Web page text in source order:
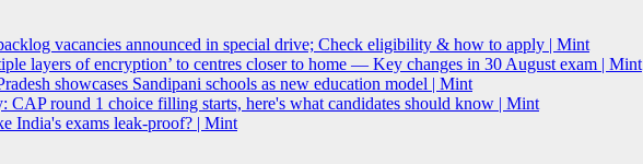
vacancies announced in special drive; Check eligibility & how to apply | Mint
layers of encryption’ to centres closer to home — Key changes in 30 August exam | Mint
showcases Sandipani schools as new education model | Mint
round 1 choice filling starts, here's what candidates should know | Mint
India's exams leak-proof? | Mint